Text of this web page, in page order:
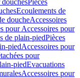
Pièces
Ecoulements de
doucheAccessoires
pour Accessoires pour
de plain-piedPièces
piedAccessoires pour
pour
piedEvacuations
Accessoires pour